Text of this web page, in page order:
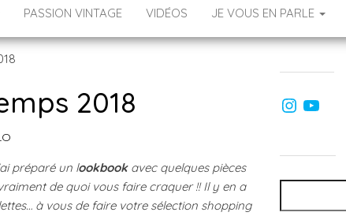
PASSION VINTAGE VIDÉOS JE VOUS EN PARLE
2018
préparé un lookbookavec quelques pièces
de quoi vous faire craquer !! Il y en a
à vous de faire votre sélection shopping
Instagram
YouTube